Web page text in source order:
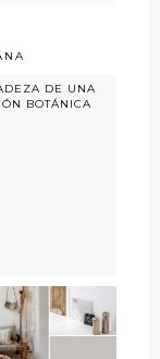
DE UNA
BOTÁNICA